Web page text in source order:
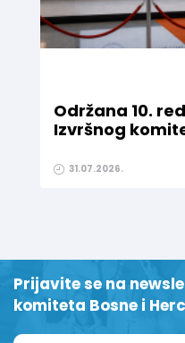
Održana 10.
Izvršnog
31.07.2026.
Prijavite se na
komiteta Bosne i